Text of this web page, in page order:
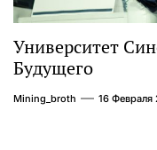
Университет
Будущего
Mining_broth 16 Февраля